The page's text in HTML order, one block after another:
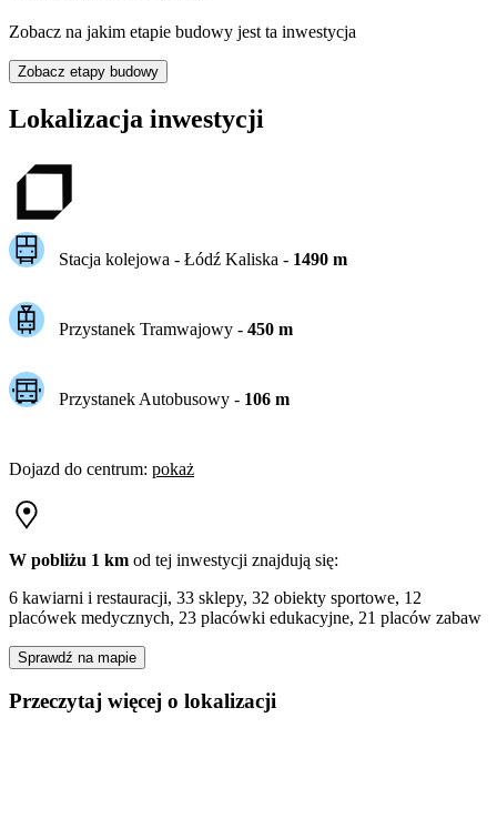
Zobacz na jakim etapie budowy jest ta inwestycja
Zobacz etapy budowy
Lokalizacja inwestycji
Stacja kolejowa - Łódź Kaliska - 1490m
Przystanek Tramwajowy - 450m
Przystanek Autobusowy - 106m
Dojazd do centrum: pokaż
W pobliżu 1 km od tej inwestycji znajdują się:
6 kawiarni i restauracji, 33 sklepy, 32 obiekty sportowe, 12
placówek medycznych, 23 placówki edukacyjne, 21 placów zabaw
Sprawdź na mapie
Przeczytaj więcej o lokalizacji